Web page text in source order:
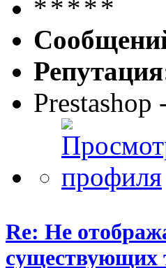
Prestashop
Re: Не
существующих